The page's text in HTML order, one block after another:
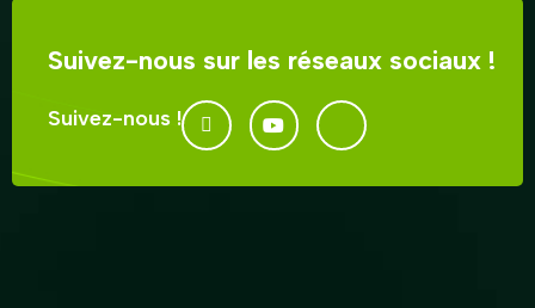
Suivez-nous sur les réseaux sociaux !
Suivez-nous !